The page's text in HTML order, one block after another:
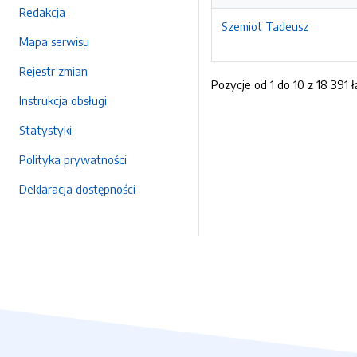
Redakcja
Mapa serwisu
Rejestr zmian
Instrukcja obsługi
Statystyki
Polityka prywatności
Deklaracja dostępności
Szemiot Tadeusz
Pozycje od 1 do 10 z 18 391